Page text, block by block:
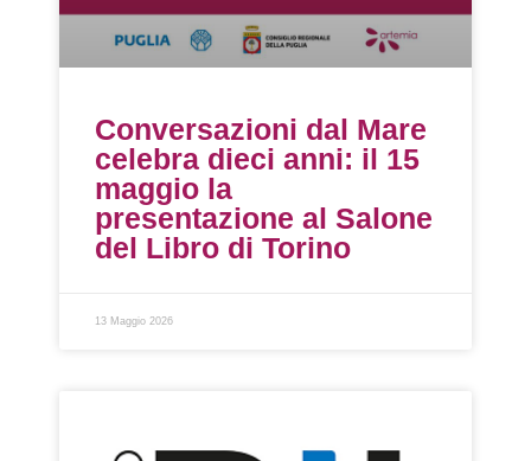
Conversazioni dal Mare
celebra dieci anni: il 15
maggio la
presentazione al Salone
del Libro di Torino
13 Maggio 2026